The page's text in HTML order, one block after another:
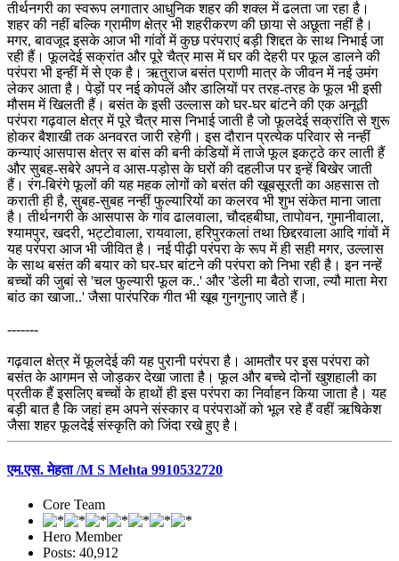
तीर्थनगरी का स्वरूप लगातार आधुनिक शहर की शक्ल में ढलता जा रहा है।
शहर की नहीं बल्कि ग्रामीण क्षेत्र भी शहरीकरण की छाया से अछूता नहीं है।
मगर, बावजूद इसके आज भी गांवों में कुछ परंपराएं बड़ी शिद्दत के साथ निभाई जा
रही हैं। फूलदेई सक्रांत और पूरे चैत्र मास में घर की देहरी पर फूल डालने की
परंपरा भी इन्हीं में से एक है। ऋतुराज बसंत प्राणी मात्र के जीवन में नई उमंग
लेकर आता है। पेड़ों पर नई कोपलें और डालियों पर तरह-तरह के फूल भी इसी
मौसम में खिलती हैं। बसंत के इसी उल्लास को घर-घर बांटने की एक अनूठी
परंपरा गढ़वाल क्षेत्र में पूरे चैत्र मास निभाई जाती है जो फूलदेई सक्रांति से शुरू
होकर बैशाखी तक अनवरत जारी रहेगी। इस दौरान प्रत्येक परिवार से नन्हीं
कन्याएं आसपास क्षेत्र स बांस की बनी कंडियों में ताजे फूल इकट्ठे कर लाती हैं
और सुबह-सबेरे अपने व आस-पड़ोस के घरों की दहलीज पर इन्हें बिखेर जाती
हैं। रंग-बिरंगे फूलों की यह महक लोगों को बसंत की खूबसूरती का अहसास तो
कराती ही है, सुबह-सुबह नन्हीं फुल्यारियों का कलरव भी शुभ संकेत माना जाता
है। तीर्थनगरी के आसपास के गांव ढालवाला, चौदहबीघा, तापोवन, गुमानीवाला,
श्यामपुर, खदरी, भट्टोवाला, रायवाला, हरिपुरकलां तथा छिद्दरवाला आदि गांवों में
यह परंपरा आज भी जीवित है। नई पीढ़ी परंपरा के रूप में ही सही मगर, उल्लास
के साथ बसंत की बयार को घर-घर बांटने की परंपरा को निभा रही है। इन नन्हें
बच्चों की जुबां से 'चल फुल्यारी फूल क..' और 'डेली मा बैठो राजा, ल्यौ माता मेरा
बांठ का खाजा..' जैसा पारंपरिक गीत भी खूब गुनगुनाए जाते हैं।
-------
गढ़वाल क्षेत्र में फूलदेई की यह पुरानी परंपरा है। आमतौर पर इस परंपरा को
बसंत के आगमन से जोड़कर देखा जाता है। फूल और बच्चे दोनों खुशहाली का
प्रतीक हैं इसलिए बच्चों के हाथों ही इस परंपरा का निर्वाहन किया जाता है। यह
बड़ी बात है कि जहां हम अपने संस्कार व परंपराओं को भूल रहे हैं वहीं ऋषिकेश
जैसा शहर फूलदेई संस्कृति को जिंदा रखे हुए है।
एम.एस. मेहता /M S Mehta 9910532720
Core Team
Hero Member
Posts: 40,912